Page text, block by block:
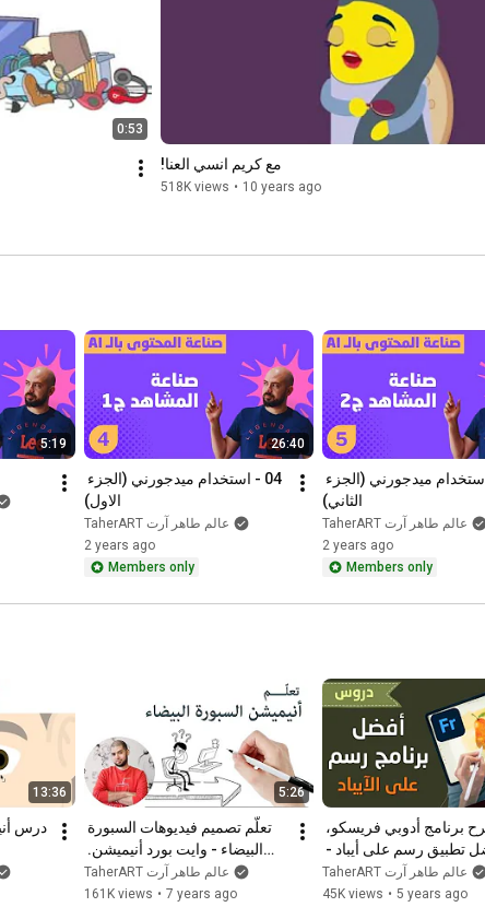
للمسلمين , تجارب العائدون من الموت ,
0:53
مع كريم انسي العنا!
518K views • 10 years ago
5:19 26:40
الاول)
TaherART عالم طاهر آرت
2 years ago
Members only
الثاني)
TaherART عالم طاهر آرت
2 years ago
Members only
13:36 5:26
كورس تدريبي أونلاين
TaherART عالم طاهر آرت
161K views • 7 years ago
الجزء الأولTaherART عالم طاهر آرت
45K views • 5 years ago